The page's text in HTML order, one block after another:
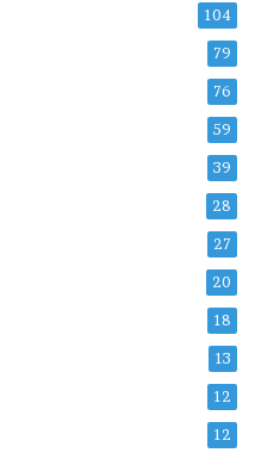
104
79
76
59
39
28
27
20
18
13
12
12